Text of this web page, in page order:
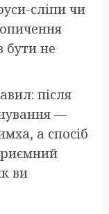
сліпи чи
бути не
після
—
а спосіб
ви